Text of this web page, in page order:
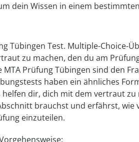
dein Wissen in einem
Tübingen Test. Multiple-Choice-
zu machen, den du am
Prüfung Tübingen sind den
haben ein ähnliches
dir, dich mit dem vertraut zu
brauchst und erfährst, wie
einzuteilen.